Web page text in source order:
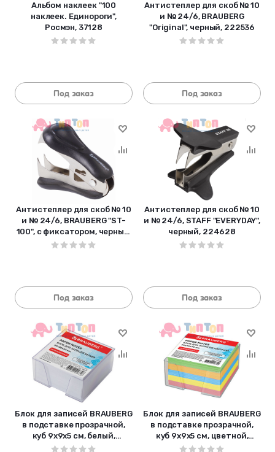
Альбом наклеек "100
наклеек. Единороги",
Росмэн, 37128
Под заказ
Антистеплер для скоб № 10
и № 24/6, BRAUBERG
"Original", черный, 222536
Под заказ
Антистеплер для скоб № 10
и № 24/6, BRAUBERG "ST-
100", с фиксатором, черный,
228578
Под заказ
Антистеплер для скоб № 10
и № 24/6, STAFF "EVERYDAY",
черный, 224628
Под заказ
Блок для записей BRAUBERG
в подставке прозрачной,
куб 9х9х5 см, белый,
белизна 95-98%, 122224
Блок для записей BRAUBERG
в подставке прозрачной,
куб 9х9х5 см, цветной,
122226